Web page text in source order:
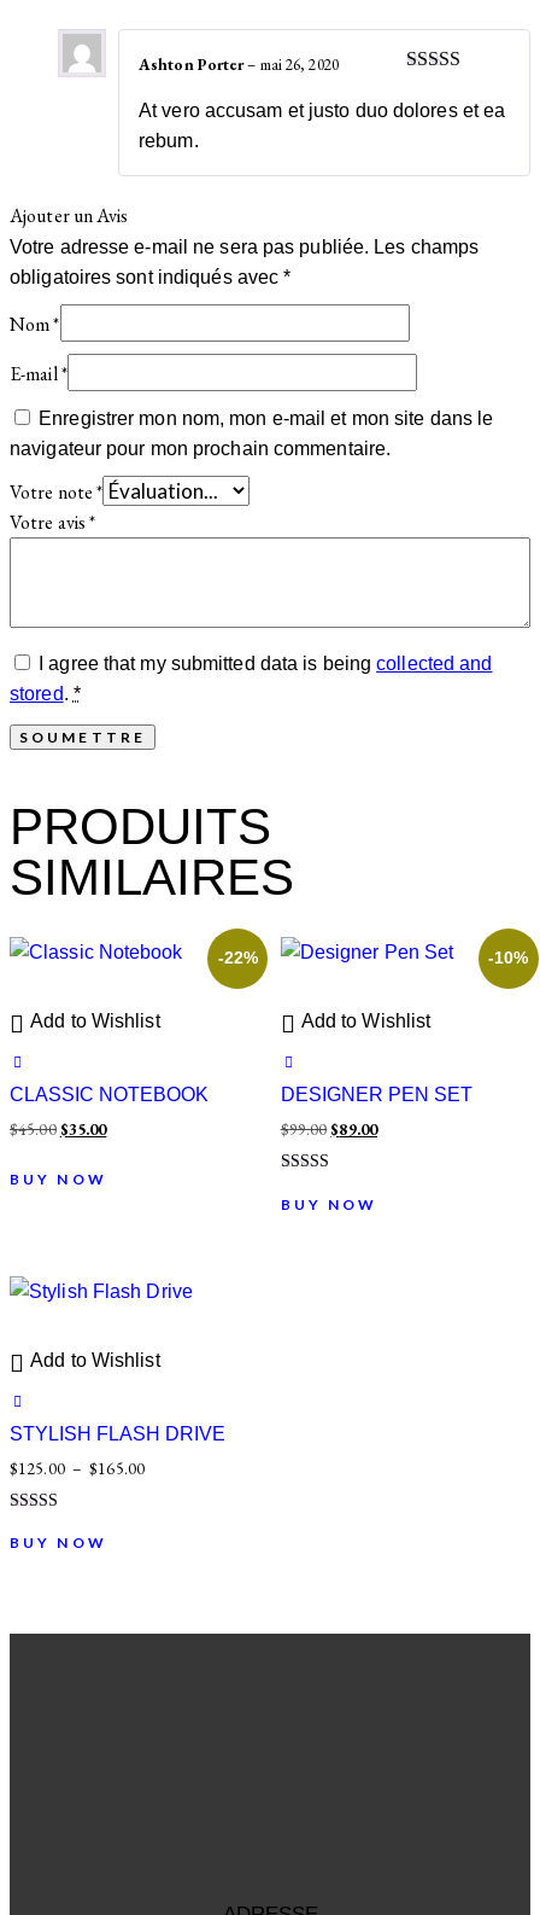
Ashton Porter– mai 26, 2020
At vero accusam et justo duo dolores et ea
rebum.
Ajouter un Avis
Votre adresse e-mail ne sera pas publiée. Les champs
obligatoires sont indiqués avec*
Nom*
E-mail*
Enregistrer mon nom, mon e-mail et mon site dans le
navigateur pour mon prochain commentaire.
Votre note*
Votre avis*
I agree that my submitted data is beingcollected and
stored. *
PRODUITS
SIMILAIRES
-22%
Add to Wishlist
CLASSIC NOTEBOOK
$45.00 $35.00
BUY NOW
-10%
Add to Wishlist
DESIGNER PEN SET
$99.00 $89.00
4.00
BUY NOW
Add to Wishlist
STYLISH FLASH DRIVE
$125.00 – $165.00
4.00
BUY NOW